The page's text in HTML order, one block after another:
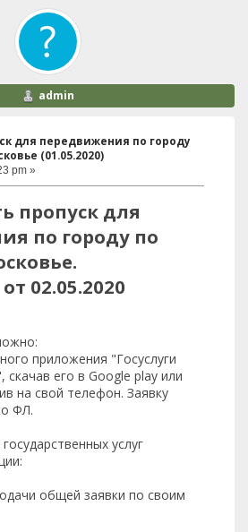
admin
для передвижения по городу
(01.05.2020)
pm »
пропуск для
по городу по
02.05.2020
приложения "Госуслуги
его в Google play или
на свой телефон. Заявку
ФЛ.
услуг
общей заявки по своим